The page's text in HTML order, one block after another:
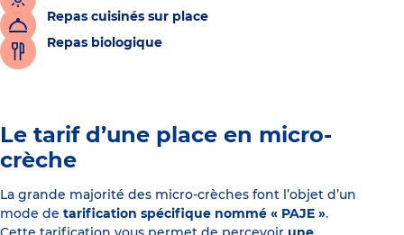
Repas cuisinés sur place
Repas biologique
Le tarif d’une place en micro-
crèche
La grande majorité des micro-crèches font l’objet d’un
mode de tarification spécifique nommé « PAJE ».